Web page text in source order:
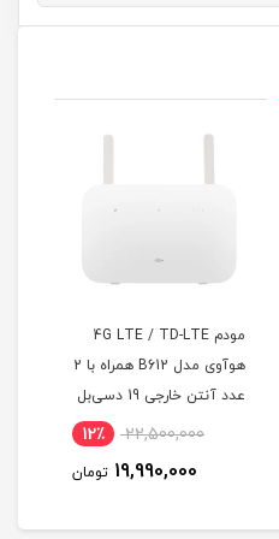
1 آمپر مدل HW-120100E01
690,000
645,000